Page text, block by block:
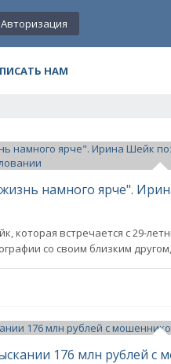
Авторизация
НАМ
которая встречается с 29-
со своим близким